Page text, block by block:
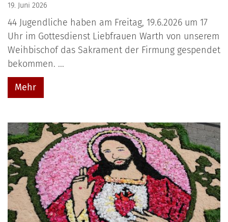
19. Juni 2026
44 Jugendliche haben am Freitag, 19.6.2026 um 17
Uhr im Gottesdienst Liebfrauen Warth von unserem
Weihbischof das Sakrament der Firmung gespendet
bekommen. ...
Mehr